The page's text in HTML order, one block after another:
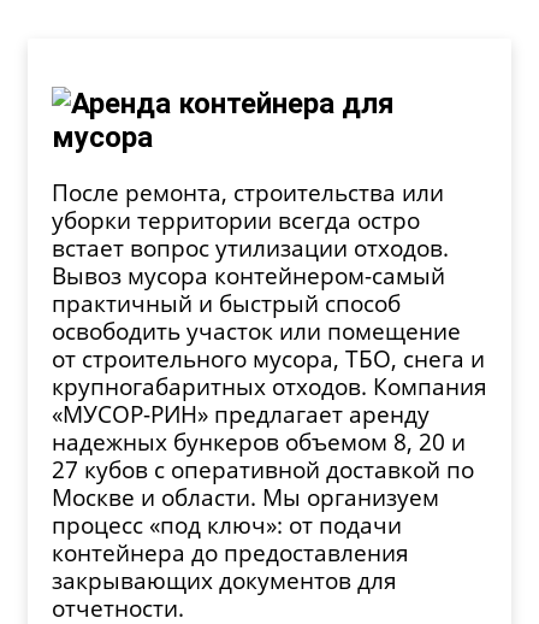
После ремонта, строительства или
уборки территории всегда остро
встает вопрос утилизации отходов.
Вывоз мусора контейнером-самый
практичный и быстрый способ
освободить участок или помещение
от строительного мусора, ТБО, снега и
крупногабаритных отходов. Компания
«МУСОР-РИН» предлагает аренду
надежных бункеров объемом 8, 20 и
27 кубов с оперативной доставкой по
Москве и области. Мы организуем
процесс «под ключ»: от подачи
контейнера до предоставления
закрывающих документов для
отчетности.